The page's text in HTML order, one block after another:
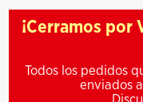
¡Cerramos por
Todos los pedidos
enviados